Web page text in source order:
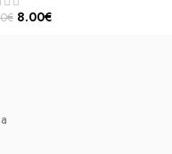
€ 8.00€